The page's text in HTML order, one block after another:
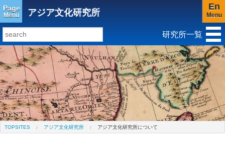
Page
Menu アジア文化研究所
En
Menu
研究所トップ 教育研究所 社会科学研究所
キリスト教と文化研究所 アジア文化研究所
平和研究所 ジェンダー研究センター
研究所一覧
TOPSITES アジア文化研究所 アジア文化研究所について